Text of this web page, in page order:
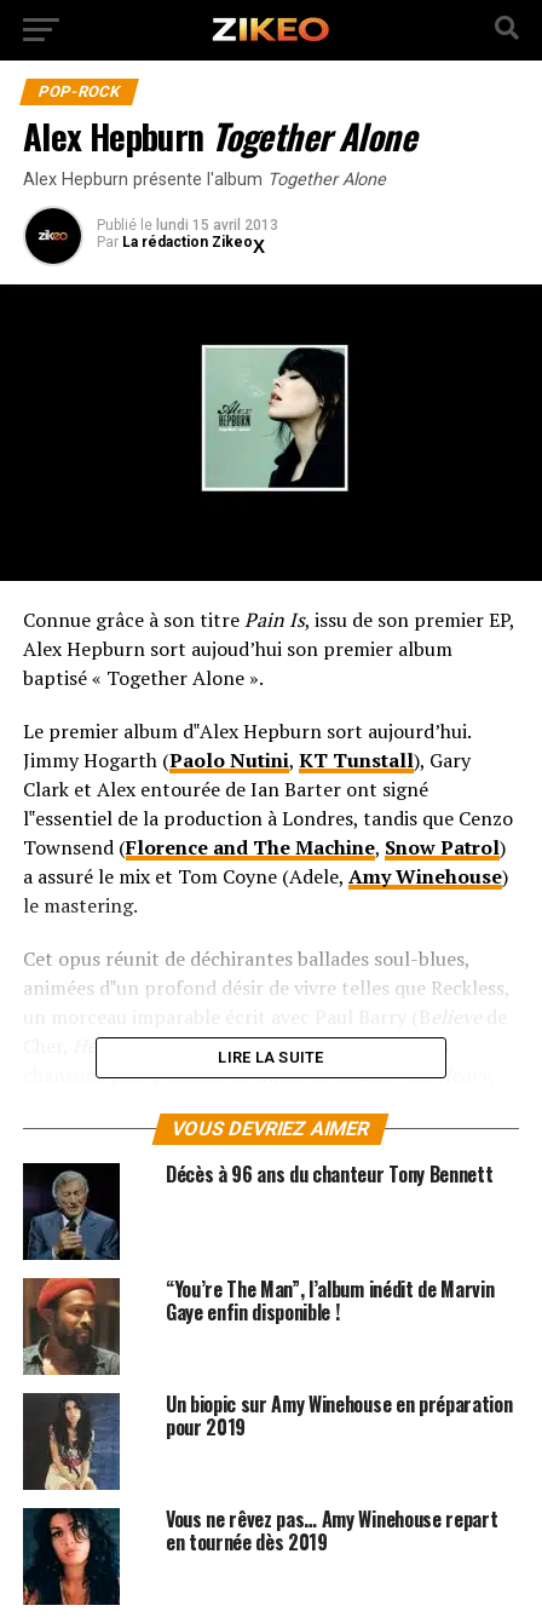
POP-ROCK
Alex Hepburn Together Alone
Alex Hepburn présente l'album Together Alone
Publié le lundi 15 avril 2013
Par La rédaction Zikeo
Connue grâce à son titrePain Is, issu de son premier EP,
Alex Hepburn sort aujoud’hui son premier album
baptisé « Together Alone ».
Le premier album d‟Alex Hepburn sort aujourd’hui.
Jimmy Hogarth (Paolo Nutini, KT Tunstall), Gary
Clark et Alex entourée de Ian Barter ont signé
l‟essentiel de la production à Londres, tandis que Cenzo
Townsend (Florence and The Machine, Snow Patrol)
a assuré le mix et Tom Coyne (Adele, Amy Winehouse)
le mastering.
Cet opus réunit de déchirantes ballades soul-blues,
animées d‟un profond désir de vivre telles que Reckless,
HerodEnrique Iglesias), mais aussi d’autres
chansons plus pêchues et enjouées commeGet Heavy
soixante deBad Girl, sans oublierLove To Love You,
inspiré de Jimi Hendrix, ou l‟un des titres phares de cet
opus : Angelina et son irrésistible : «Have you seen her…
She staring but she’s looking right through you… You
could be her..
Ce projet constitue une grande réussite pour cette
future star d’une profonde sincérité. Les albums d’
Hepburnsont disponibles sur
SUJETS ASSOCIÉS: AMY WINEHOUSE
LIRE LA SUITE
VOUS DEVRIEZ AIMER
Décès à 96 ans du chanteur Tony Bennett
“You’re The Man”, l’album inédit de Marvin
Gaye enfin disponible !
Un biopic sur Amy Winehouse en préparation
pour 2019
Vous ne rêvez pas… Amy Winehouse repart
en tournée dès 2019